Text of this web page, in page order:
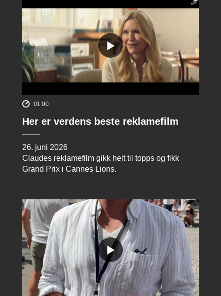
01:00
Her er verdens beste reklamefilm
26. juni 2026
Claudes reklamefilm gikk helt til topps og fikk
Grand Prix i Cannes Lions.